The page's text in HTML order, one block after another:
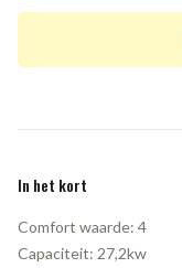
In het kort
Comfort waarde: 4
Capaciteit: 27,2kw